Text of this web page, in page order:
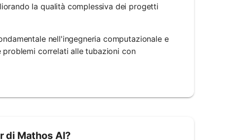
la qualità complessiva dei progetti
nell'ingegneria computazionale e
correlati alle tubazioni con
di Mathos AI?